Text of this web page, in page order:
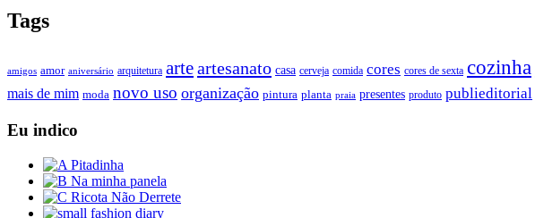
Tags
amigos amor aniversário arquitetura arteartesanato casa cerveja comida cores cores de sexta cozinha
mais de mim moda novo uso organização pintura planta praia presentes produto publieditorial
Eu indico